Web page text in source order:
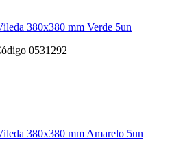
380x380 mm Verde 5un
0531292
380x380 mm Amarelo 5un